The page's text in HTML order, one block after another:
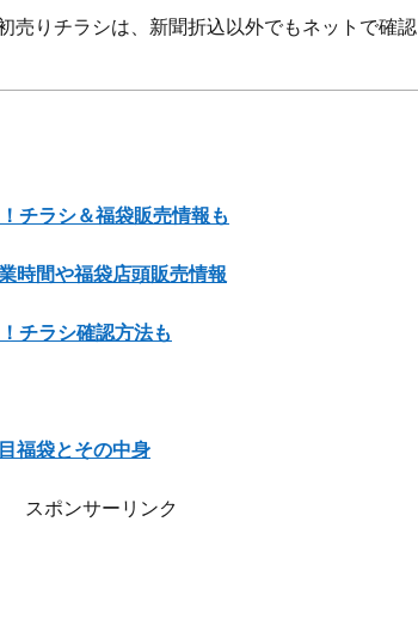
売りチラシは、新聞折込以外でもネットで確認
チラシ＆福袋販売情報も
時間や福袋店頭販売情報
チラシ確認方法も
福袋とその中身
スポンサーリンク